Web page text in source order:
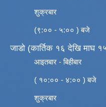
शुक्रबार
(९:०० - ५:०० ) बजे
जाडो (कार्तिक १६ देखि माघ
आइतबार - बिहीबार
( १०:०० - ४:०० ) बजे
शुक्रबार